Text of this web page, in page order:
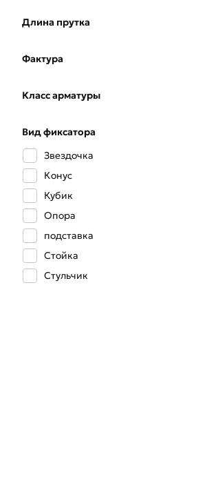
Длина прутка
Фактура
Класс арматуры
Вид фиксатора
Звездочка
Конус
Кубик
Опора
подставка
Стойка
Стульчик